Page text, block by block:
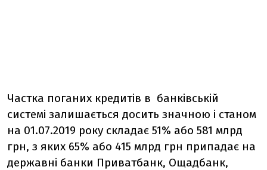
Частка поганих кредитів в банківській
системі залишається досить значною і станом
на 01.07.2019 року складає 51% або 581 млрд
грн, з яких 65% або 415 млрд грн припадає на
державні банки Приватбанк, Ощадбанк,